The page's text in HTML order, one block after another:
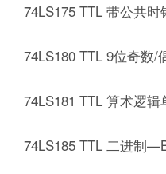
74LS175 TTL 带公共
74LS180 TTL 9位奇数/
74LS181 TTL 算术逻
74LS185 TTL 二进制